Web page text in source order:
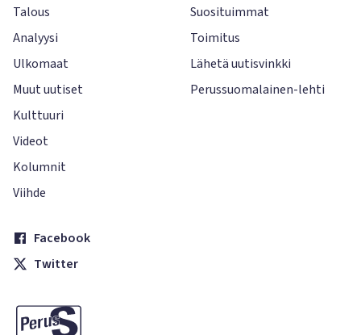
Talous
Analyysi
Ulkomaat
Muut uutiset
Kulttuuri
Videot
Kolumnit
Viihde
Suosituimmat
Toimitus
Lähetä uutisvinkki
Perussuomalainen-lehti
Facebook
Twitter